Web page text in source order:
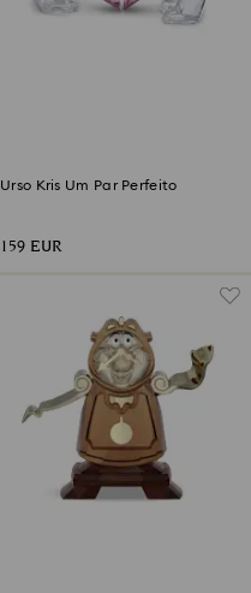
Urso Kris Um Par Perfeito
159 EUR